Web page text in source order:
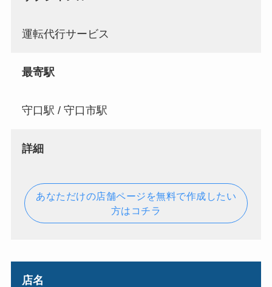
運転代行サービス
最寄駅
守口駅 / 守口市駅
詳細
あなただけの店舗ページを無料で作成したい
方はコチラ
店名